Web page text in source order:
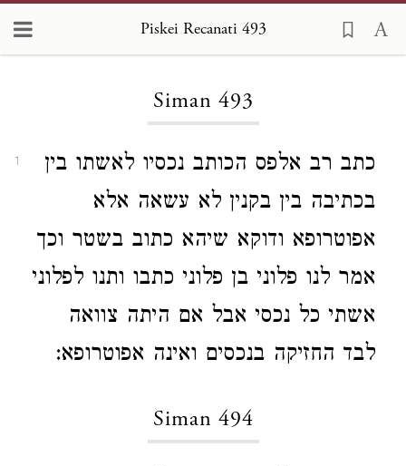
Piskei Recanati 493
Siman 493
1
כתב רב אלפס הכותב נכסיו לאשתו בין
בכתיבה בין בקנין לא עשאה אלא
אפוטרופא ודוקא שיהא כתוב בשטר וכך
אמר לנו פלוני בן פלוני כתבו ותנו לפלוני
אשתי כל נכסי אבל אם היתה צוואה
לבד החזיקה בנכסים ואינה אפוטרופא:
Siman 494